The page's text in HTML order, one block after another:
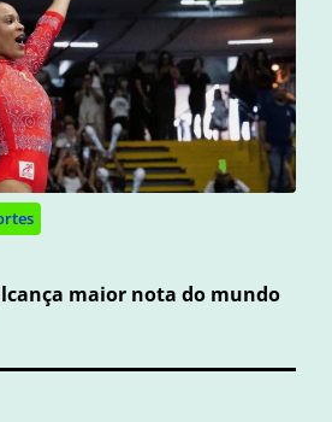
maior nota do mundo